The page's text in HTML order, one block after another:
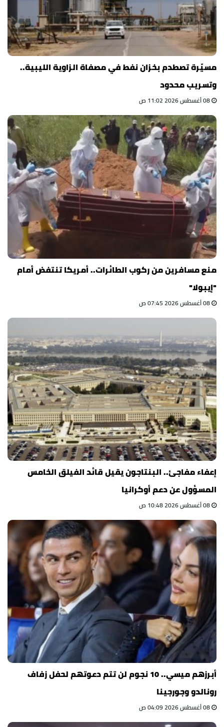
مسيّرة تصطدم بخزان نفط في مصفاة الزاوية الليبية..
وتسريب محدود
منع مسافرين من ركوب الطائرات.. أمريكا تنتفض أمام
"إيبولا"
إعفاء مفاجئ.. البنتاجون يقيل قائد الفيلق الخامس
المسؤول عن دعم أوكرانيا
أبرزهم ميسي.. 10 نجوم لن تتم دعوتهم لحفل زفاف
رونالدو وجورجينا